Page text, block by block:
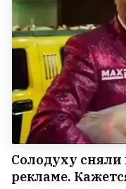
Солодуху
рекламе.